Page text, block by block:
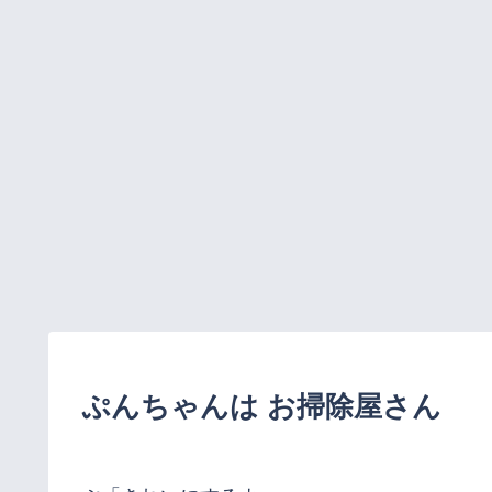
ぷんちゃんは お掃除屋さん